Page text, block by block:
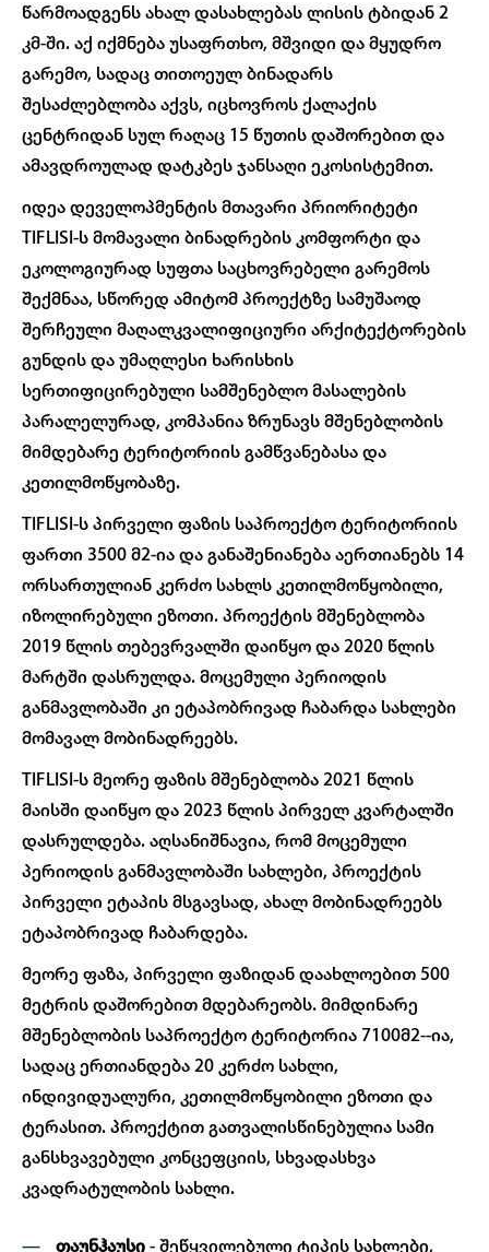
წარმოადგენს ახალ დასახლებას ლისის ტბიდან 2
კმ-ში. აქ იქმნება უსაფრთხო, მშვიდი და მყუდრო
გარემო, სადაც თითოეულ ბინადარს
შესაძლებლობა აქვს, იცხოვროს ქალაქის
ცენტრიდან სულ რაღაც 15 წუთის დაშორებით და
ამავდროულად დატკბეს ჯანსაღი ეკოსისტემით.
იდეა დეველოპმენტის მთავარი პრიორიტეტი
TIFLISI-ს მომავალი ბინადრების კომფორტი და
ეკოლოგიურად სუფთა საცხოვრებელი გარემოს
შექმნაა, სწორედ ამიტომ პროექტზე სამუშაოდ
შერჩეული მაღალკვალიფიციური არქიტექტორების
გუნდის და უმაღლესი ხარისხის
სერთიფიცირებული სამშენებლო მასალების
პარალელურად, კომპანია ზრუნავს მშენებლობის
მიმდებარე ტერიტორიის გამწვანებასა და
კეთილმოწყობაზე.
TIFLISI-ს პირველი ფაზის საპროექტო ტერიტორიის
ფართი 3500 მ2-ია და განაშენიანება აერთიანებს 14
ორსართულიან კერძო სახლს კეთილმოწყობილი,
იზოლირებული ეზოთი. პროექტის მშენებლობა
2019 წლის თებევრვალში დაიწყო და 2020 წლის
მარტში დასრულდა. მოცემული პერიოდის
განმავლობაში კი ეტაპობრივად ჩაბარდა სახლები
მომავალ მობინადრეებს.
TIFLISI-ს მეორე ფაზის მშენებლობა 2021 წლის
მაისში დაიწყო და 2023 წლის პირველ კვარტალში
დასრულდება. აღსანიშნავია, რომ მოცემული
პერიოდის განმავლობაში სახლები, პროექტის
პირველი ეტაპის მსგავსად, ახალ მობინადრეებს
ეტაპობრივად ჩაბარდება.
მეორე ფაზა, პირველი ფაზიდან დაახლოებით 500
მეტრის დაშორებით მდებარეობს. მიმდინარე
მშენებლობის საპროექტო ტერიტორია 7100მ2--ია,
სადაც ერთიანდება 20 კერძო სახლი,
ინდივიდუალური, კეთილმოწყობილი ეზოთი და
ტერასით. პროექტით გათვალისწინებულია სამი
განსხვავებული კონცეფციის, სხვადასხვა
კვადრატულობის სახლი.
თაუნჰაუსი - შეწყვილებული ტიპის სახლები,